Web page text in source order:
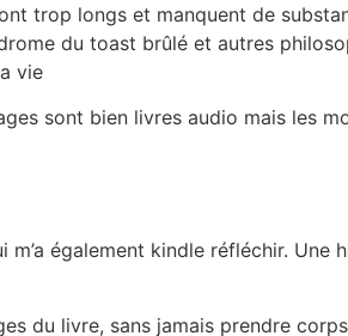
trop longs et manquent de
du toast brûlé et autres
vie
sont bien livres audio mais les
également kindle réfléchir.
du livre, sans jamais prendre